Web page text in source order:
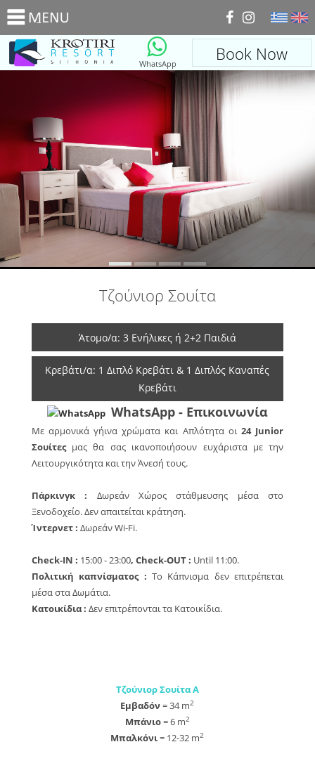
_
Book Now
WhatsApp
Τζούνιορ Σουίτα
Άτομο/α: 3 Ενήλικες ή 2+2 Παιδιά
Κρεβάτι/α: 1 Διπλό Κρεβάτι & 1 Διπλός Καναπές
Κρεβάτι
WhatsApp - Επικοινωνία
Με αρμονικά γήινα χρώματα και Απλότητα οι24 Junior
Σουίτεςμας θα σας ικανοποιήσουν ευχάριστα με την
Λειτουργικότητα και την Άνεσή τους.
Πάρκινγκ : Δωρεάν Xώρος στάθμευσης μέσα στο
Ξενοδοχείο. Δεν απαιτείται κράτηση.
Ίντερνετ : Δωρεάν Wi-Fi.
Check-IN : 15:00 - 23:00, Check-OUT : Until 11:00.
Πολιτική καπνίσματος : Το Κάπνισμα δεν επιτρέπεται
μέσα στα Δωμάτια.
Κατοικίδια : Δεν επιτρέπονται τα Κατοικίδια.
Τζούνιορ Σουίτα Α
Εμβαδόν= 34 m2
Μπάνιο= 6 m2
Μπαλκόνι= 12-32 m2